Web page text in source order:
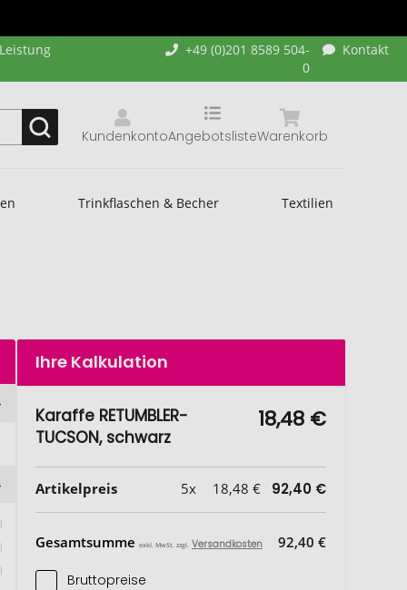
+49 (0)201 8589 504-
0
Kontakt
Kundenkonto Warenkorb
Angebotsliste
Trinkflaschen & Becher Textilien
Ihre Kalkulation
Karaffe RETUMBLER-
TUCSON, schwarz
18,48 €
Artikelpreis 5x 18,48 € 92,40 €
Gesamtsumme exkl. MwSt. zzgl. Versandkosten 92,40 €
Bruttopreise